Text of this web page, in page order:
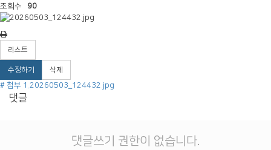
조회수 90
리스트
수정하기 삭제
# 첨부 1.20260503_124432.jpg
댓글
댓글쓰기 권한이 없습니다.